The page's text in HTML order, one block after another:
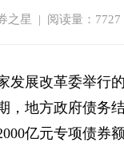
之星 | 阅读量：
发展改革委举行
，地方政府债务
亿元专项债券